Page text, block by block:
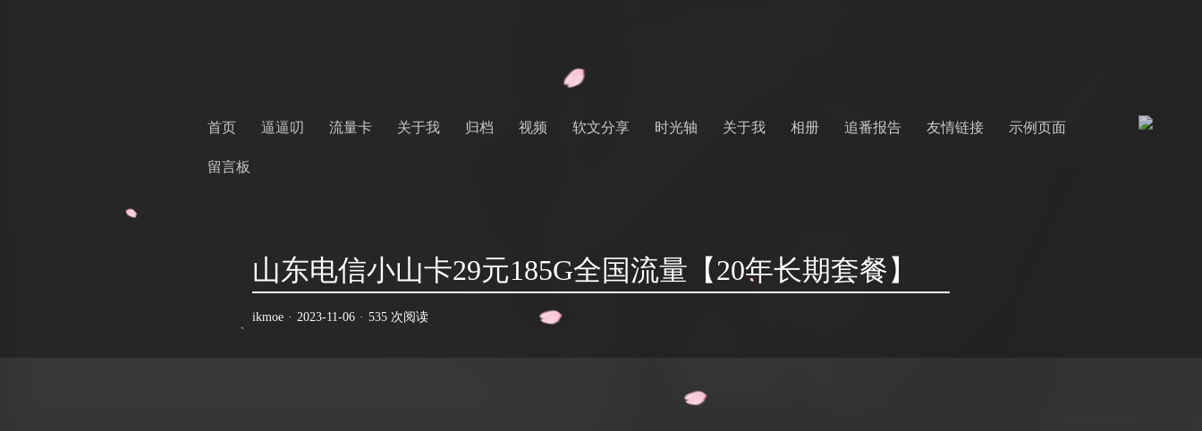
首页 逼逼叨 流量卡 关于我 归档 视频 软文分享 时光轴 关于我 相册 追番报告 友情链接 示例页面
留言板
山东电信小山卡29元185G全国流量【20年长期套餐】
ikmoe · 2023-11-06 · 535 次阅读